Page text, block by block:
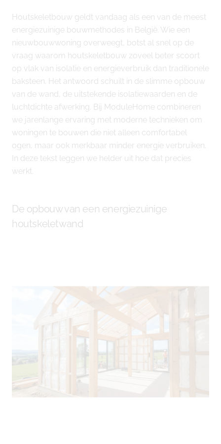
Houtskeletbouw geldt vandaag als een van de meest
energiezuinige bouwmethodes in België. Wie een
nieuwbouwwoning overweegt, botst al snel op de
vraag waarom houtskeletbouw zoveel beter scoort
op vlak van isolatie en energieverbruik dan traditionele
baksteen. Het antwoord schuilt in de slimme opbouw
van de wand, de uitstekende isolatiewaarden en de
luchtdichte afwerking. Bij ModuleHome combineren
we jarenlange ervaring met moderne technieken om
woningen te bouwen die niet alleen comfortabel
ogen, maar ook merkbaar minder energie verbruiken.
In deze tekst leggen we helder uit hoe dat precies
werkt.
De opbouw van een energiezuinige
houtskeletwand